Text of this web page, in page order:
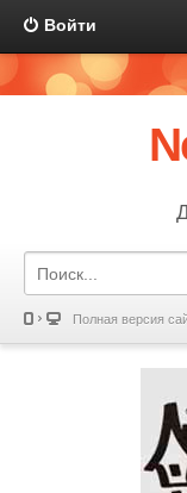
Войти
Полная версия